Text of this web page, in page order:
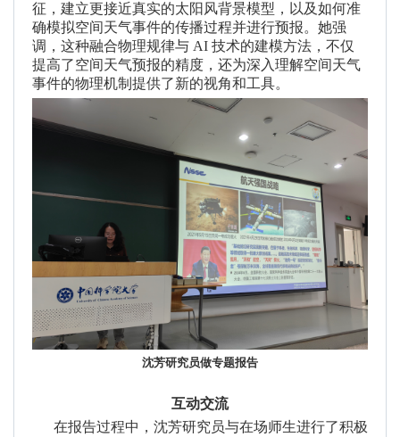
征，建立更接近真实的太阳风背景模型，以及如何准
确模拟空间天气事件的传播过程并进行预报。她强
调，这种融合物理规律与 AI 技术的建模方法，不仅
提高了空间天气预报的精度，还为深入理解空间天气
事件的物理机制提供了新的视角和工具。
沈芳研究员做专题报告
互动交流
在报告过程中，沈芳研究员与在场师生进行了积极